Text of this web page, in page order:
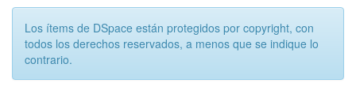
Los ítems de DSpace están protegidos por copyright, con
todos los derechos reservados, a menos que se indique lo
contrario.